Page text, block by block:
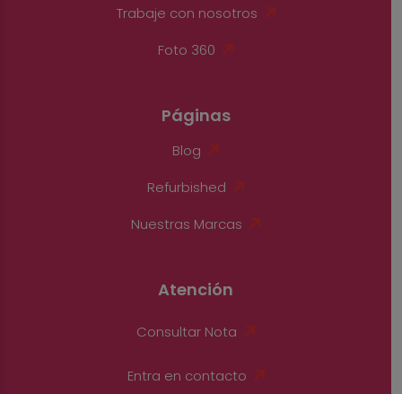
Trabaje con nosotros
Foto 360
Páginas
Blog
Refurbished
Nuestras Marcas
Atención
Consultar Nota
Entra en contacto